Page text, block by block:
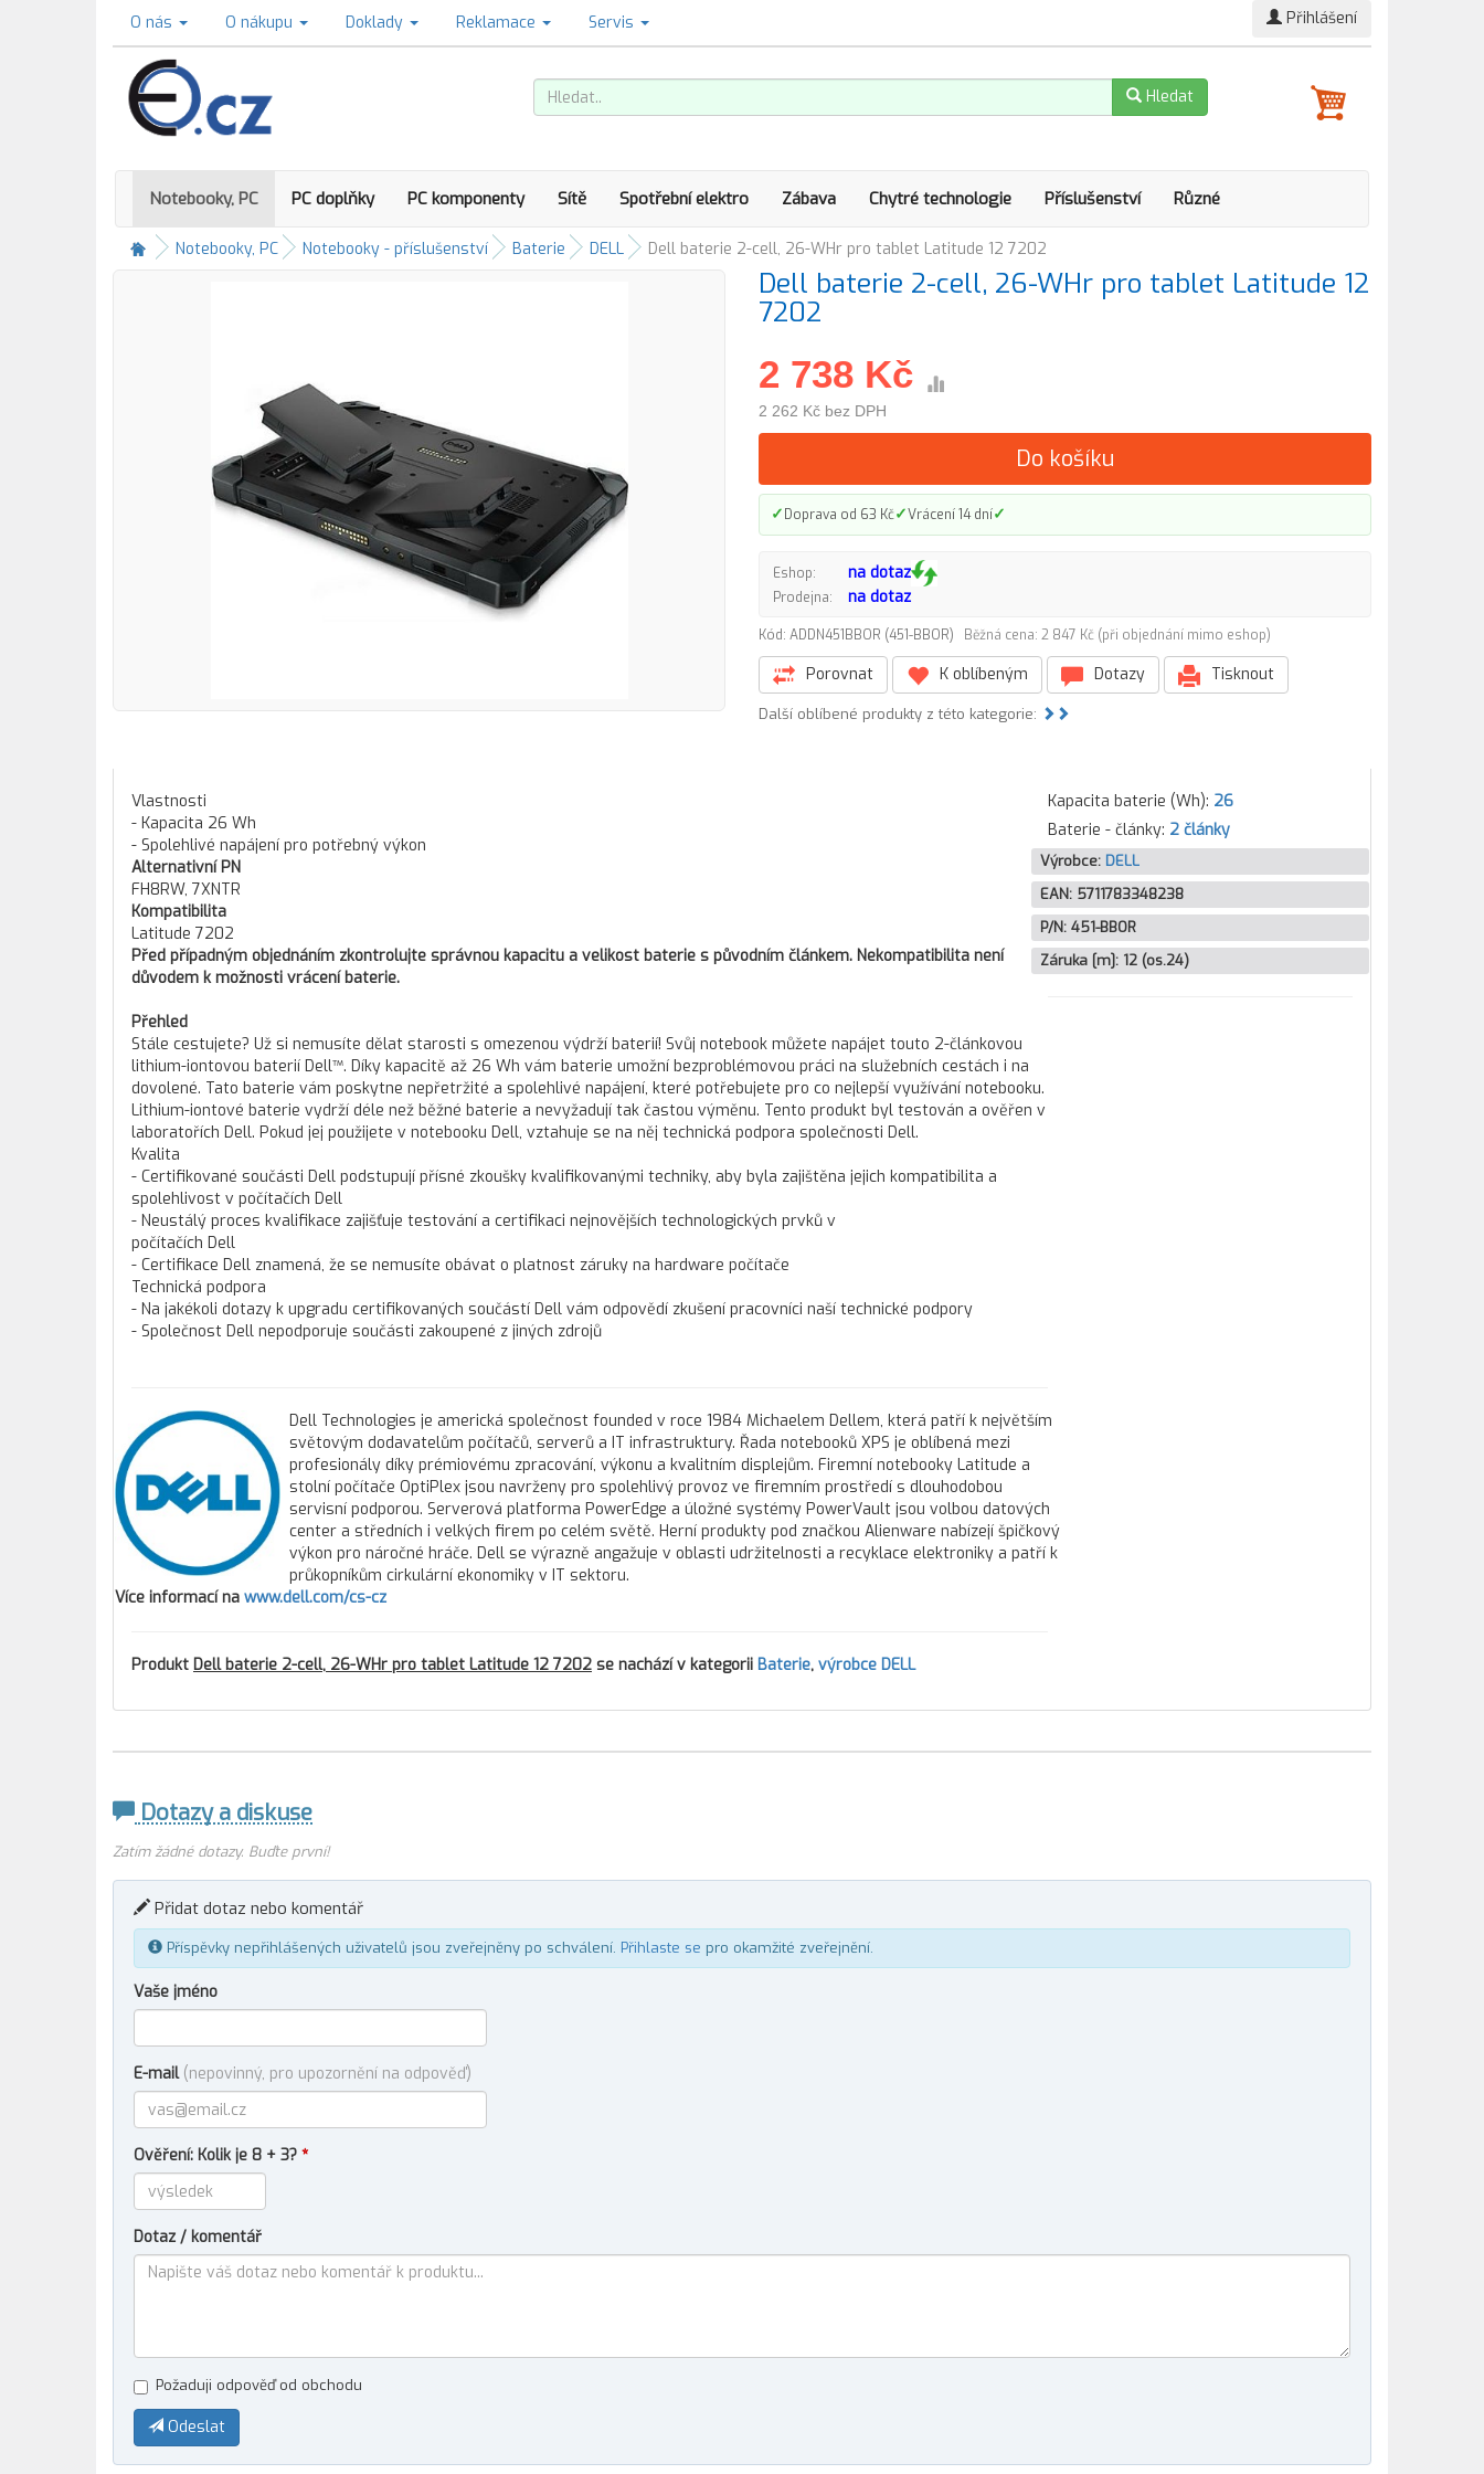
O nás O nákupu Doklady Reklamace Servis Přihlášení
Hledat
Notebooky, PC PC doplňky PC komponenty Sítě Spotřební elektro Zábava Chytré technologie Příslušenství Různé
Notebooky, PC Notebooky - příslušenství Baterie DELL Dell baterie 2-cell, 26-WHr pro tablet Latitude 12 7202
Dell baterie 2-cell, 26-WHr pro tablet Latitude 12
7202
2 738 Kč
2 262 Kč bez DPH
Do košíku
✓Doprava od 63 Kč✓Vrácení 14 dní✓
Eshop: na dotaz
Prodejna: na dotaz
Kód: ADDN451BBOR (451-BBOR) Běžná cena: 2 847 Kč (při objednání mimo eshop)
Porovnat K oblíbeným Dotazy Tisknout
Další oblíbené produkty z této kategorie:
Vlastnosti
- Kapacita 26 Wh
- Spolehlivé napájení pro potřebný výkon
Alternativní PN
FH8RW, 7XNTR
Kompatibilita
Latitude 7202
Před případným objednáním zkontrolujte správnou kapacitu a velikost baterie s původním článkem. Nekompatibilita není
důvodem k možnosti vrácení baterie.
Přehled
Stále cestujete? Už si nemusíte dělat starosti s omezenou výdrží baterií! Svůj notebook můžete napájet touto 2-článkovou
lithium-iontovou baterií Dell™. Díky kapacitě až 26 Wh vám baterie umožní bezproblémovou práci na služebních cestách i na
dovolené. Tato baterie vám poskytne nepřetržité a spolehlivé napájení, které potřebujete pro co nejlepší využívání notebooku.
Lithium-iontové baterie vydrží déle než běžné baterie a nevyžadují tak častou výměnu. Tento produkt byl testován a ověřen v
laboratořích Dell. Pokud jej použijete v notebooku Dell, vztahuje se na něj technická podpora společnosti Dell.
Kvalita
- Certifikované součásti Dell podstupují přísné zkoušky kvalifikovanými techniky, aby byla zajištěna jejich kompatibilita a
spolehlivost v počítačích Dell
- Neustálý proces kvalifikace zajišťuje testování a certifikaci nejnovějších technologických prvků v
počítačích Dell
- Certifikace Dell znamená, že se nemusíte obávat o platnost záruky na hardware počítače
Technická podpora
- Na jakékoli dotazy k upgradu certifikovaných součástí Dell vám odpovědí zkušení pracovníci naší technické podpory
- Společnost Dell nepodporuje součásti zakoupené z jiných zdrojů
Dell Technologies je americká společnost founded v roce 1984 Michaelem Dellem, která patří k největším
světovým dodavatelům počítačů, serverů a IT infrastruktury. Řada notebooků XPS je oblíbená mezi
profesionály díky prémiovému zpracování, výkonu a kvalitním displejům. Firemní notebooky Latitude a
stolní počítače OptiPlex jsou navrženy pro spolehlivý provoz ve firemním prostředí s dlouhodobou
servisní podporou. Serverová platforma PowerEdge a úložné systémy PowerVault jsou volbou datových
center a středních i velkých firem po celém světě. Herní produkty pod značkou Alienware nabízejí špičkový
výkon pro náročné hráče. Dell se výrazně angažuje v oblasti udržitelnosti a recyklace elektroniky a patří k
průkopníkům cirkulární ekonomiky v IT sektoru.
Více informací na www.dell.com/cs-cz
Produkt Dell baterie 2-cell, 26-WHr pro tablet Latitude 12 7202 se nachází v kategorii Baterie, výrobce DELL
Kapacita baterie (Wh): 26
Baterie - články: 2 články
Výrobce: DELL
EAN: 5711783348238
P/N: 451-BBOR
Záruka [m]: 12 (os.24)
Dotazy a diskuse
Zatím žádné dotazy. Buďte první!
Přidat dotaz nebo komentář
Příspěvky nepřihlášených uživatelů jsou zveřejněny po schválení. Přihlaste se pro okamžité zveřejnění.
Vaše jméno
E-mail (nepovinný, pro upozornění na odpověď)
Ověření: Kolik je 8 + 3? *
Dotaz / komentář
Požaduji odpověď od obchodu
Odeslat